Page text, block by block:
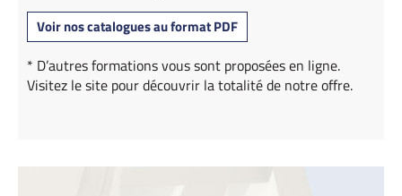
Voir nos catalogues au format PDF
* D’autres formations vous sont proposées en ligne.
Visitez le site pour découvrir la totalité de notre offre.